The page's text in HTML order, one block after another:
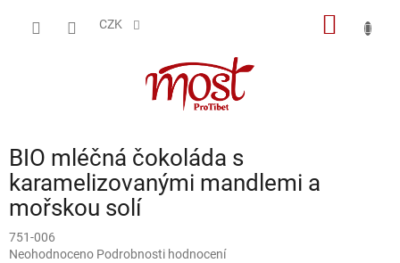
CZK
BIO mléčná čokoláda s
karamelizovanými mandlemi a
mořskou solí
751-006
Průměrné
Neohodnoceno Podrobnosti hodnocení